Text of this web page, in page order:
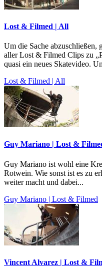
Lost & Filmed | All
Um die Sache abzuschließen,
aller Lost & Filmed Clips zu
quasi ein neues Skatevideo.
Lost & Filmed | All
Guy Mariano | Lost &
Guy Mariano ist wohl eine
Rotwein. Wie sonst ist es zu
weiter macht und dabei...
Guy Mariano | Lost & Filmed
Vincent Alvarez | Lost &